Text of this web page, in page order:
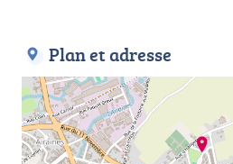
Plan et adresse